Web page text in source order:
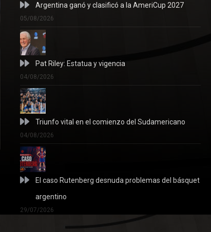
Argentina ganó y clasificó a la AmeriCup 2027
05/08/2026
Pat Riley: Estatua y vigencia
04/08/2026
Triunfo vital en el comienzo del Sudamericano
04/08/2026
El caso Rutenberg desnuda problemas del básquet
argentino
29/07/2026